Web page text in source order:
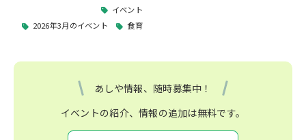
イベント
2026年3月のイベント
食育
あしや情報、随時募集中！
イベントの紹介、情報の追加は無料です。